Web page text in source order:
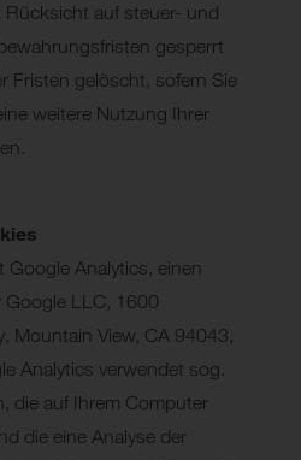
auf steuer- und
gesperrt
Fristen gelöscht, sofern Sie
weitere Nutzung Ihrer
Google Analytics, einen
Google LLC, 1600
Mountain View, CA 94043,
Analytics verwendet sog.
die auf Ihrem Computer
die eine Analyse der